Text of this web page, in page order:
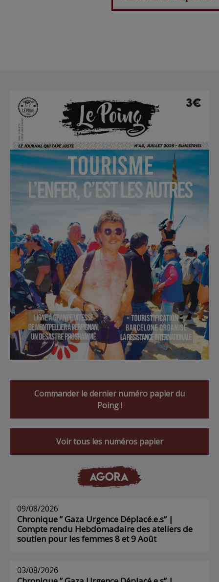
Commander le dernier numéro papier du
Poing !
Voir tous les numéros papier
AGORA
09/08/2026
Chronique ” Gaza Urgence Déplacé.e.s” |
Compte rendu Hebdomadaire des ateliers de
soutien pour les femmes 8 et 9 Août
03/08/2026